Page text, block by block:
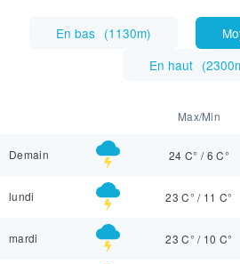
En bas (1130m)
En haut (
Max/Min
Demain 24 C° / 6 C°
lundi 23 C° / 11 C°
mardi 23 C° / 10 C°